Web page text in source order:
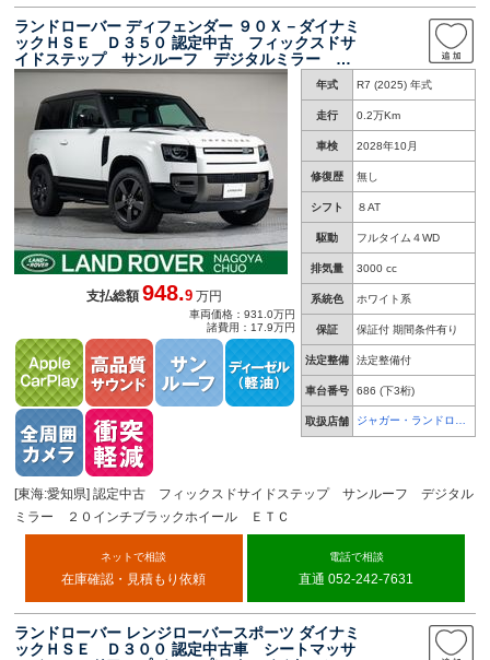
ランドローバー ディフェンダー ９０Ｘ－ダイナミ
ックＨＳＥ Ｄ３５０ 認定中古 フィックスドサ
イドステップ サンルーフ デジタルミラー ２
０インチブラックホイール ＥＴＣ ＭＥＲＩＤ
ＩＡＮサウンドシステム シートクーラー＆ヒー
ター アダプティブクルーズコントロール
年式 R7 (2025) 年式
走行 0.2万Km
車検 2028年10月
修復歴 無し
シフト ８AT
駆動 フルタイム４WD
排気量 3000 cc
系統色 ホワイト系
保証 保証付 期間条件有り
法定整備 法定整備付
車台番号 686 (下3桁)
取扱店舗
ジャガー・ランドロー
バー 名古屋中央
支払総額948.9 万円
車両価格：931.0万円
諸費用：17.9万円
[東海:愛知県] 認定中古 フィックスドサイドステップ サンルーフ デジタル
ミラー ２０インチブラックホイール ＥＴＣ
ネットで相談
在庫確認・見積もり依頼
電話で相談
直通 052-242-7631
ランドローバー レンジローバースポーツ ダイナミ
ックＨＳＥ Ｄ３００ 認定中古車 シートマッサ